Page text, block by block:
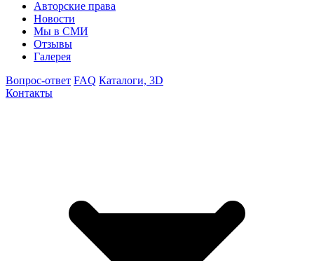
Авторские права
Новости
Мы в СМИ
Отзывы
Галерея
Вопрос-ответ FAQ Каталоги, 3D
Контакты